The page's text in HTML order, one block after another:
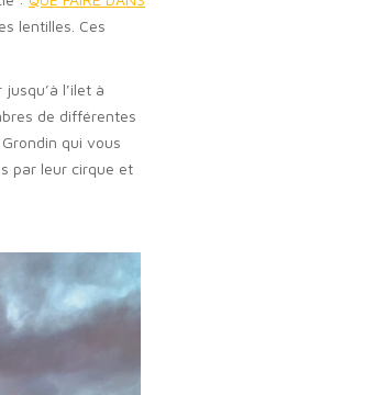
lentilles. Ces
l’ilet à
de différentes
qui vous
par leur cirque et